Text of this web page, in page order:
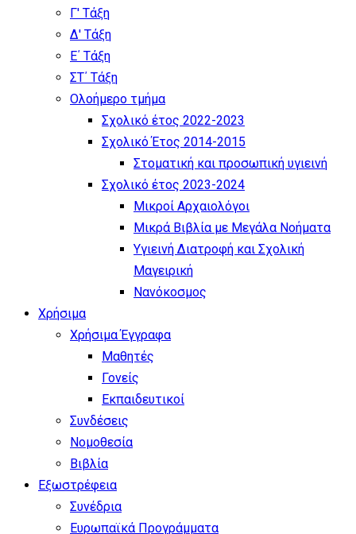
Γ' Τάξη
Δ' Τάξη
Ε΄ Τάξη
ΣΤ΄ Τάξη
Ολοήμερο τμήμα
Σχολικό έτος 2022-2023
Σχολικό Έτος 2014-2015
Στοματική και προσωπική υγιεινή
Σχολικό έτος 2023-2024
Μικροί Αρχαιολόγοι
Μικρά Βιβλία με Μεγάλα Νοήματα
Υγιεινή Διατροφή και Σχολική
Μαγειρική
Νανόκοσμος
Χρήσιμα
Χρήσιμα Έγγραφα
Μαθητές
Γονείς
Εκπαιδευτικοί
Συνδέσεις
Νομοθεσία
Βιβλία
Εξωστρέφεια
Συνέδρια
Ευρωπαϊκά Προγράμματα